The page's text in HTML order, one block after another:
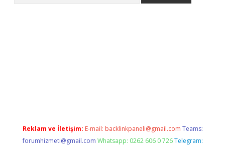
Reklam ve İletişim: E-mail: backlinkpaneli@gmail.com Teams:
forumhizmeti@gmail.com Whatsapp: 0262 606 0 726 Telegram: